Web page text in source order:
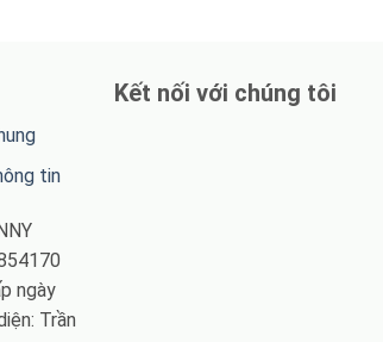
tin
ngày
Trần
Kết nối với chúng tôi